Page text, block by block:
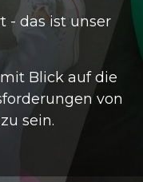
- das ist unser
Blick auf die
von
sein.